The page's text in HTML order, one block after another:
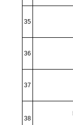
35
36
37
38